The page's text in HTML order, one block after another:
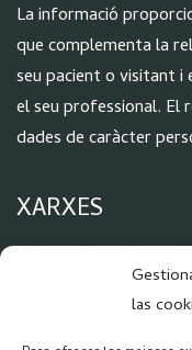
las
La informació
que complementa la
seu pacient o visitant i
el seu professional. El
dades de caràcter
XARXES